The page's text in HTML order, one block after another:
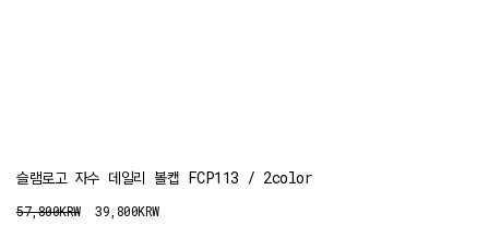
슬램로고 자수 데일리 볼캡 FCP113 / 2color
57,800KRW 39,800KRW